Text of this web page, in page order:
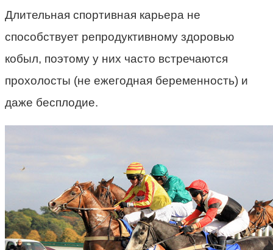
Длительная спортивная карьера не
способствует репродуктивному здоровью
кобыл, поэтому у них часто встречаются
прохолосты (не ежегодная беременность) и
даже бесплодие.